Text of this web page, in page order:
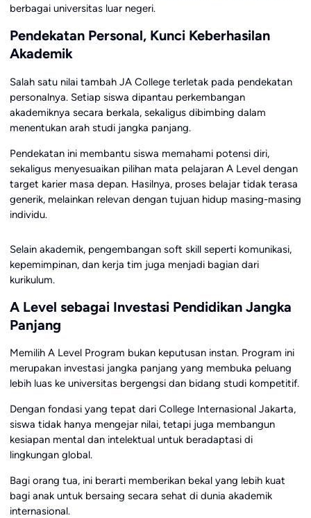
berbagai universitas luar negeri.
Pendekatan Personal, Kunci Keberhasilan
Akademik
Salah satu nilai tambah JA College terletak pada pendekatan
personalnya. Setiap siswa dipantau perkembangan
akademiknya secara berkala, sekaligus dibimbing dalam
menentukan arah studi jangka panjang.
Pendekatan ini membantu siswa memahami potensi diri,
sekaligus menyesuaikan pilihan mata pelajaran A Level dengan
target karier masa depan. Hasilnya, proses belajar tidak terasa
generik, melainkan relevan dengan tujuan hidup masing-masing
individu.
Selain akademik, pengembangan soft skill seperti komunikasi,
kepemimpinan, dan kerja tim juga menjadi bagian dari
kurikulum.
A Level sebagai Investasi Pendidikan Jangka
Panjang
Memilih A Level Program bukan keputusan instan. Program ini
merupakan investasi jangka panjang yang membuka peluang
lebih luas ke universitas bergengsi dan bidang studi kompetitif.
Dengan fondasi yang tepat dari College Internasional Jakarta,
siswa tidak hanya mengejar nilai, tetapi juga membangun
kesiapan mental dan intelektual untuk beradaptasi di
lingkungan global.
Bagi orang tua, ini berarti memberikan bekal yang lebih kuat
bagi anak untuk bersaing secara sehat di dunia akademik
internasional.